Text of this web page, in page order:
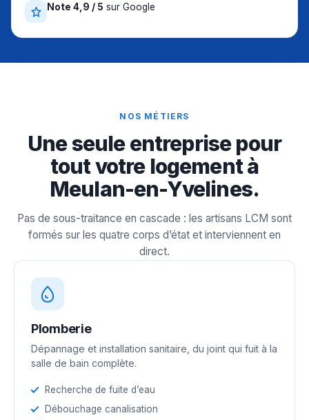
Note 4,9 / 5 sur Google
NOS MÉTIERS
Une seule entreprise pour
tout votre logement à
Meulan-en-Yvelines.
Pas de sous-traitance en cascade : les artisans LCM sont
formés sur les quatre corps d’état et interviennent en
direct.
Plomberie
Dépannage et installation sanitaire, du joint qui fuit à la
salle de bain complète.
Recherche de fuite d’eau
Débouchage canalisation